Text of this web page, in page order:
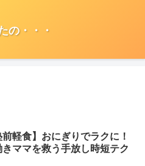
の・・・
前軽食】おにぎりでラクに！
ママを救う手放し時短テク